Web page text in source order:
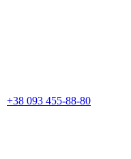
+38 093 455-88-80